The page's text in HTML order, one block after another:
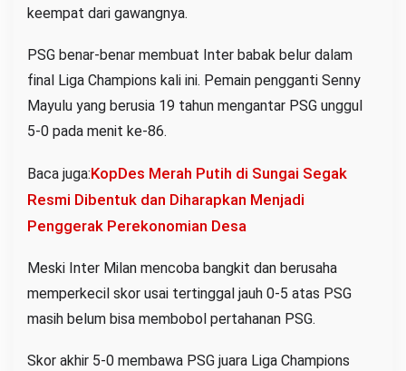
keempat dari gawangnya.
PSG benar-benar membuat Inter babak belur dalam
final Liga Champions kali ini. Pemain pengganti Senny
Mayulu yang berusia 19 tahun mengantar PSG unggul
5-0 pada menit ke-86.
Baca juga:KopDes Merah Putih di Sungai Segak
Resmi Dibentuk dan Diharapkan Menjadi
Penggerak Perekonomian Desa
Meski Inter Milan mencoba bangkit dan berusaha
memperkecil skor usai tertinggal jauh 0-5 atas PSG
masih belum bisa membobol pertahanan PSG.
Skor akhir 5-0 membawa PSG juara Liga Champions